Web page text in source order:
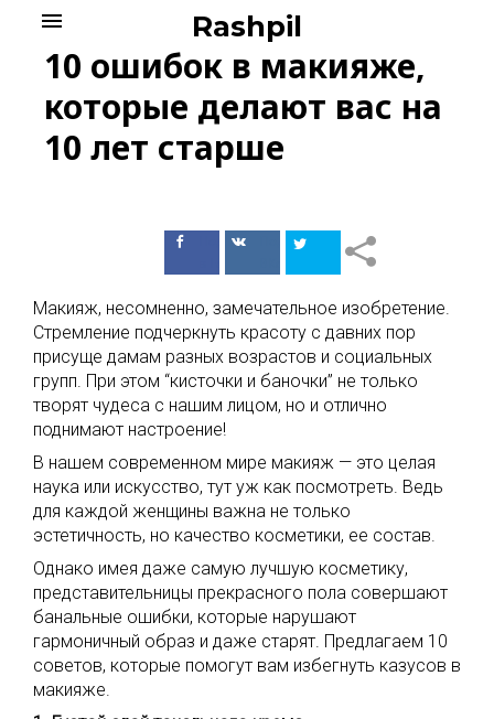
content
Rashpil
menu
10 ошибок в макияже,
которые делают вас на
10 лет старше
ПоделитьсяПоделиться
Макияж, несомненно, замечательное изобретение.
Стремление подчеркнуть красоту с давних пор
присуще дамам разных возрастов и социальных
групп. При этом “кисточки и баночки” не только
творят чудеса с нашим лицом, но и отлично
поднимают настроение!
В нашем современном мире макияж — это целая
наука или искусство, тут уж как посмотреть. Ведь
для каждой женщины важна не только
эстетичность, но качество косметики, ее состав.
Однако имея даже самую лучшую косметику,
представительницы прекрасного пола совершают
банальные ошибки, которые нарушают
гармоничный образ и даже старят. Предлагаем 10
советов, которые помогут вам избегнуть казусов в
макияже.